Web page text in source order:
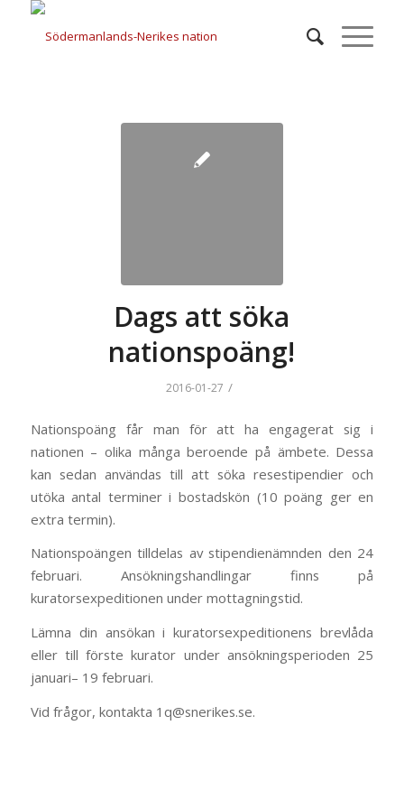
Dags att söka
nationspoäng!
2016-01-27 /
Nationspoäng får man för att ha engagerat sig i
nationen – olika många beroende på ämbete. Dessa
kan sedan användas till att söka resestipendier och
utöka antal terminer i bostadskön (10 poäng ger en
extra termin).
Nationspoängen tilldelas av stipendienämnden den 24
februari. Ansökningshandlingar finns på
kuratorsexpeditionen under mottagningstid.
Lämna din ansökan i kuratorsexpeditionens brevlåda
eller till förste kurator under ansökningsperioden 25
januari– 19 februari.
Vid frågor, kontakta 1q@snerikes.se.